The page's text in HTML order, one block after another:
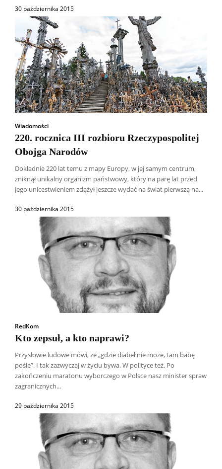
30 października 2015
Wiadomości
220. rocznica III rozbioru Rzeczypospolitej
Obojga Narodów
Dokładnie 220 lat temu z mapy Europy, w jej samym centrum,
zniknął unikalny organizm państwowy, który na parę lat przed
jego unicestwieniem zdążył jeszcze wydać na świat pierwszą na...
30 października 2015
RedKom
Kto zepsuł, a kto naprawi?
Przysłowie ludowe mówi, że „gdzie diabeł nie może, tam babę
pośle”. I tak zazwyczaj w życiu bywa. W polityce też. Po
zakończeniu maratonu wyborczego w Polsce nasz minister spraw
zagranicznych...
29 października 2015